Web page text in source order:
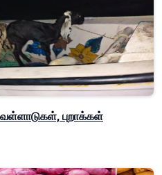
புறாக்கள்